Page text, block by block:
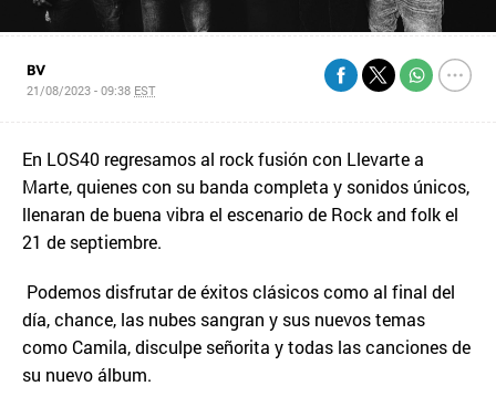
BV
21/08/2023 - 09:38 EST
En LOS40 regresamos al rock fusión con Llevarte a
Marte, quienes con su banda completa y sonidos únicos,
llenaran de buena vibra el escenario de Rock and folk el
21 de septiembre.
Podemos disfrutar de éxitos clásicos como al final del
día, chance, las nubes sangran y sus nuevos temas
como Camila, disculpe señorita y todas las canciones de
su nuevo álbum.